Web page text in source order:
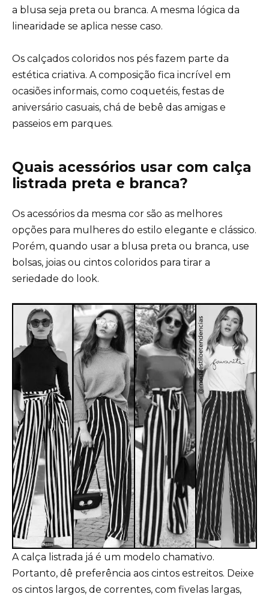
a blusa seja preta ou branca. A mesma lógica da
linearidade se aplica nesse caso.
Os calçados coloridos nos pés fazem parte da
estética criativa. A composição fica incrível em
ocasiões informais, como coquetéis, festas de
aniversário casuais, chá de bebê das amigas e
passeios em parques.
Quais acessórios usar com calça
listrada preta e branca?
Os acessórios da mesma cor são as melhores
opções para mulheres do estilo elegante e clássico.
Porém, quando usar a blusa preta ou branca, use
bolsas, joias ou cintos coloridos para tirar a
seriedade do look.
A calça listrada já é um modelo chamativo.
Portanto, dê preferência aos cintos estreitos. Deixe
os cintos largos, de correntes, com fivelas largas,